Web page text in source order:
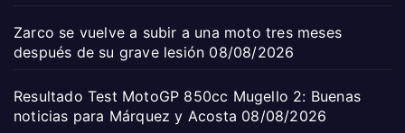
Zarco se vuelve a subir a una moto tres meses
después de su grave lesión 08/08/2026
Resultado Test MotoGP 850cc Mugello 2: Buenas
noticias para Márquez y Acosta 08/08/2026